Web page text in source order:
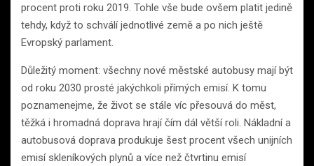
procent proti roku 2019. Tohle vše bude ovšem platit jedině
tehdy, když to schválí jednotlivé země a po nich ještě
Evropský parlament.
Důležitý moment: všechny nové městské autobusy mají být
od roku 2030 prosté jakýchkoli přímých emisí. K tomu
poznamenejme, že život se stále víc přesouvá do měst,
těžká i hromadná doprava hrají čím dál větší roli. Nákladní a
autobusová doprava produkuje šest procent všech unijních
emisí skleníkových plynů a více než čtvrtinu emisí